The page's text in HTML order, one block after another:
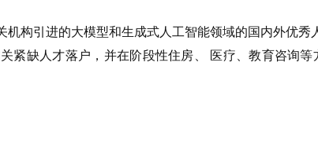
机构引进的大模型和生成式人工智能领域的国内外优秀
紧缺人才落户，并在阶段性住房、 医疗、教育咨询等